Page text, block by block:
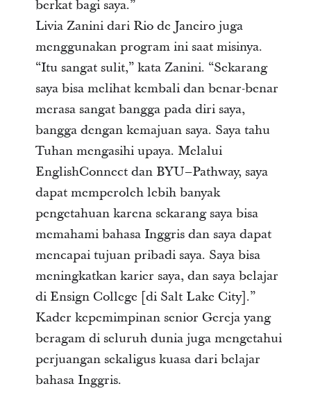
berkat bagi saya.”
Livia Zanini dari Rio de Janeiro juga
menggunakan program ini saat misinya.
“Itu sangat sulit,” kata Zanini. “Sekarang
saya bisa melihat kembali dan benar-benar
merasa sangat bangga pada diri saya,
bangga dengan kemajuan saya. Saya tahu
Tuhan mengasihi upaya. Melalui
EnglishConnect dan BYU–Pathway, saya
dapat memperoleh lebih banyak
pengetahuan karena sekarang saya bisa
memahami bahasa Inggris dan saya dapat
mencapai tujuan pribadi saya. Saya bisa
meningkatkan karier saya, dan saya belajar
di Ensign College [di Salt Lake City].”
Kader kepemimpinan senior Gereja yang
beragam di seluruh dunia juga mengetahui
perjuangan sekaligus kuasa dari belajar
bahasa Inggris.